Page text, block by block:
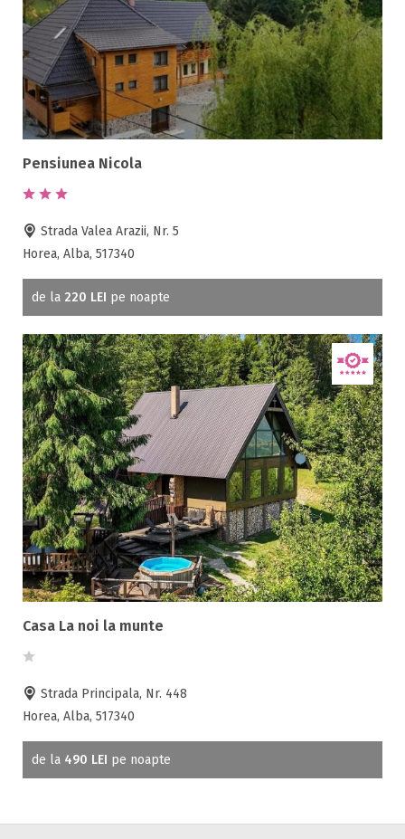
Pensiunea Nicola
Strada Valea Arazii, Nr. 5
Horea, Alba, 517340
de la 220 LEI pe noapte
Casa La noi la munte
Strada Principala, Nr. 448
Horea, Alba, 517340
de la 490 LEI pe noapte